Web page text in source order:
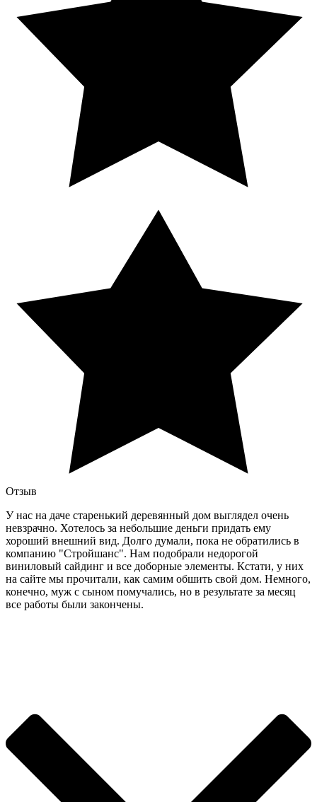
Отзыв
У нас на даче старенький деревянный дом выглядел очень
невзрачно. Хотелось за небольшие деньги придать ему
хороший внешний вид. Долго думали, пока не обратились в
компанию "Стройшанс". Нам подобрали недорогой
виниловый сайдинг и все доборные элементы. Кстати, у них
на сайте мы прочитали, как самим обшить свой дом. Немного,
конечно, муж с сыном помучались, но в результате за месяц
все работы были закончены.